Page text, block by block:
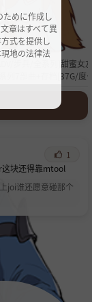
步兵/全系列]甜蜜女
系列7部曲+存档[37G/度
1
块还得靠mtool
joi谁还愿意碰那个
ために作成し
章はすべて異
式を提供し
地の法律法